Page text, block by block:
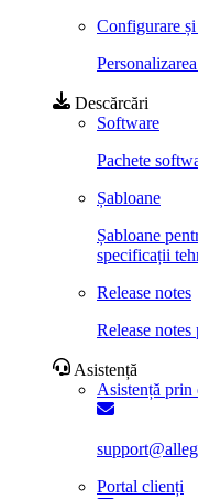
Configurare
Descărcări
Software
Pachete
Șabloane
Șabloane
specificații
Release notes
Release
Asistență
Asistență prin
Portal clienți